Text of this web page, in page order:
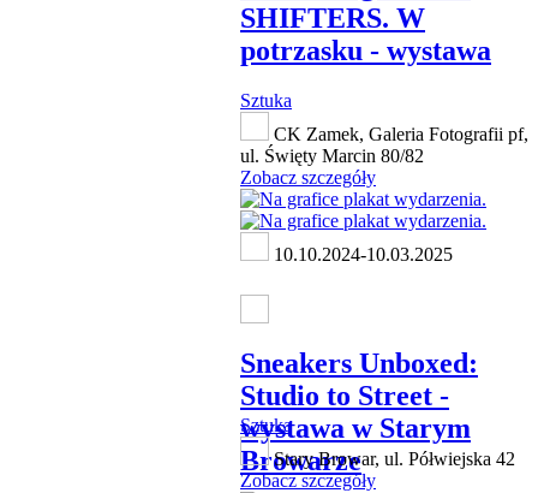
SHIFTERS. W
potrzasku - wystawa
Sztuka
CK Zamek, Galeria Fotografii pf,
ul. Święty Marcin 80/82
Zobacz szczegóły
10.10.2024-10.03.2025
Sneakers Unboxed:
Studio to Street -
wystawa w Starym
Browarze
Sztuka
Stary Browar, ul. Półwiejska 42
Zobacz szczegóły